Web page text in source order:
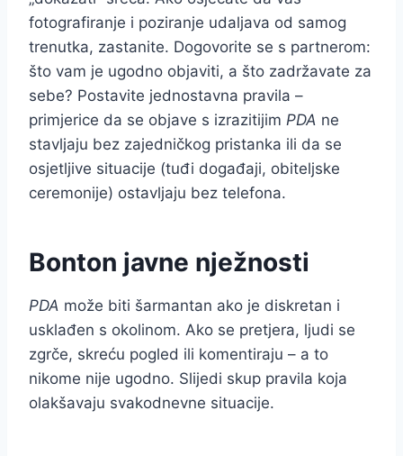
fotografiranje i poziranje udaljava od samog
trenutka, zastanite. Dogovorite se s partnerom:
što vam je ugodno objaviti, a što zadržavate za
sebe? Postavite jednostavna pravila –
primjerice da se objave s izrazitijim PDA ne
stavljaju bez zajedničkog pristanka ili da se
osjetljive situacije (tuđi događaji, obiteljske
ceremonije) ostavljaju bez telefona.
Bonton javne nježnosti
PDA može biti šarmantan ako je diskretan i
usklađen s okolinom. Ako se pretjera, ljudi se
zgrče, skreću pogled ili komentiraju – a to
nikome nije ugodno. Slijedi skup pravila koja
olakšavaju svakodnevne situacije.